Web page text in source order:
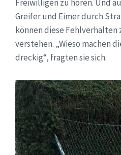
Freiwilligen zu hören. Und
Greifer und Eimer durch
können diese
verstehen. „Wieso machen
dreckig“, fragten sie sich.